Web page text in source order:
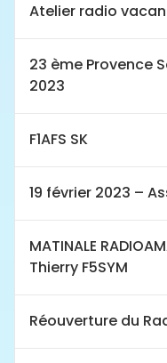
Atelier radio
23 ème Provence
2023
F1AFS SK
19 février 2023 –
MATINALE
Thierry F5SYM
Réouverture du